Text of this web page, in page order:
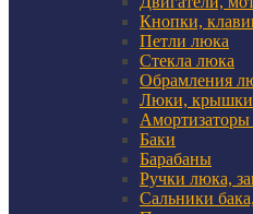
Кнопки,
Петли люка
Стекла люка
Обрамления
Люки, крышки
Баки
Барабаны
Ручки люка,
Сальники